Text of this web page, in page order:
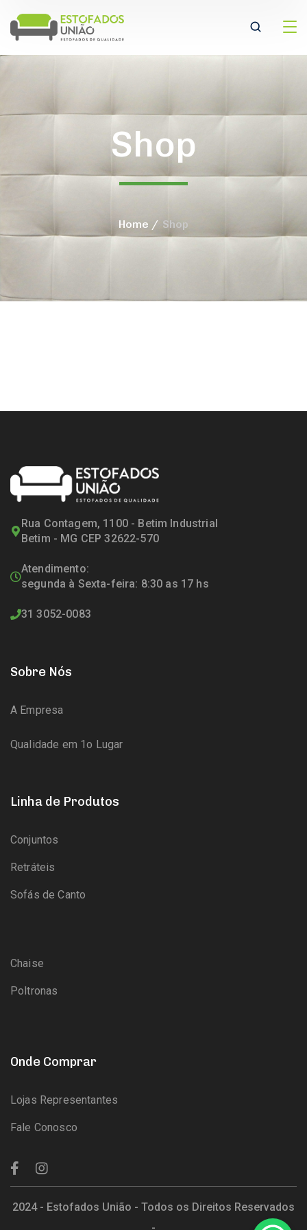
Shop
Home Shop
Rua Contagem, 1100 - Betim Industrial
Betim - MG CEP 32622-570
Atendimento:
segunda à Sexta-feira: 8:30 as 17 hs
31 3052-0083
Sobre Nós
A Empresa
Qualidade em 1o Lugar
Linha de Produtos
Conjuntos
Retráteis
Sofás de Canto
Chaise
Poltronas
Onde Comprar
Lojas Representantes
Fale Conosco
2024 - Estofados União - Todos os Direitos Reservados
-